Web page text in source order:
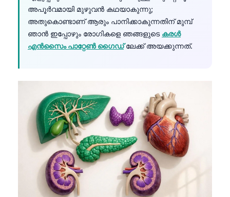
അപൂർവമായി മുഴുവൻ കഥയാകുന്നു;
അതുകൊണ്ടാണ് ആരും പാനിക്കാകുന്നതിന് മുമ്പ്
ഞാൻ ഇപ്പോഴും രോഗികളെ ഞങ്ങളുടെ കരൾ
എൻസൈം പാറ്റേൺ ഗൈഡ്ലേക്ക് അയക്കുന്നത്.